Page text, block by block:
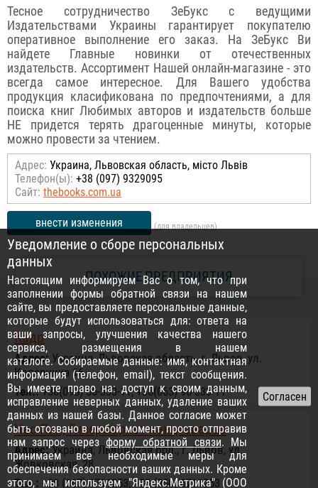
Тесное сотрудничество ЗеБукс с ведущими
Издательствами Украины гарантирует покупателю
оперативное выполнение его заказ. На ЗеБукс Ви
найдете Главные новинки от отечественных
издательств. Ассортимент Нашей онлайн-магазине - это
всегда самое интересное. Для Вашего удобства
продукция класификована по предпочтениями, а для
поиска книг Любимых авторов и издательств больше
НЕ придется терять драгоценные минуты, которые
можно провести за чтением.
Адрес: Украина, Львовская область, місто Львів
Телефон(ы): +38 (097) 9329095
Сайт: thebooks.com.ua
внести изменения (для владельцев)
ПОХОЖИЕ ПРЕДПРИЯТИЯ
Кадр
Адрес:Украина, Львовская область, г. Львов, ул.
Коперника 16
Тел.:+38(098) 56-333-11, +38(063) 96-333-11
Час-Пик, Гипермаркет канцтоваров
Адрес:Украина, Львовская обл., г. Львов, ул.
Жовковская, 28
Тел.: +38 (067) 6711253, +38 (050) 6711253
Уведомление о сборе персональных
данных
Настоящим информируем Вас о том, что при
заполнении формы обратной связи на нашем
сайте, вы предоставляете персональные данные,
которые будут использоваться для: ответа на
ваши запросы, улучшения качества нашего
сервиса, размещения в нашем
каталоге. Собираемые данные: имя, контактная
информация (телефон, email), текст сообщения.
Вы имеете право на: доступ к своим данным,
исправление неверных данных, удаление ваших
данных из нашей базы. Данное согласие может
быть отозвано в любой момент, просто отправив
нам запрос черезформу обратной связи. Мы
принимаем все необходимые меры для
обеспечения безопасности ваших данных. Кроме
этого, мы используем "Яндекс.Метрика" (ООО